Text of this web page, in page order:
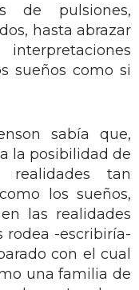
de pulsiones,
hasta abrazar
sueños como si
sabía que,
la posibilidad de
realidades tan
los sueños,
las realidades
rodea -escribiría-
con el cual
una familia de